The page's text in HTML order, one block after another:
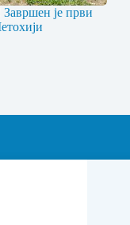
Завршен је први